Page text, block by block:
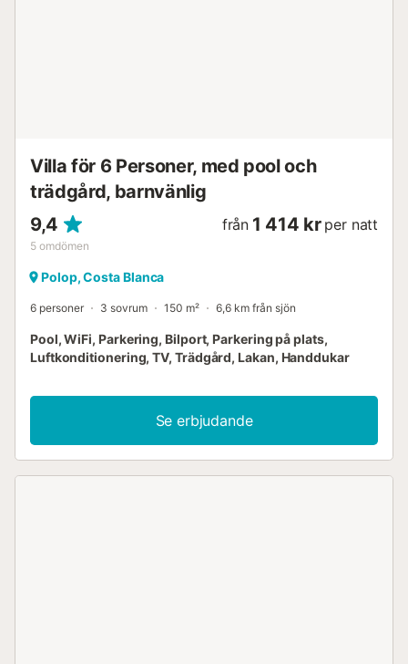
Villa för 6 Personer, med pool och
trädgård, barnvänlig
9,4
5 omdömen
från 1 414 kr per natt
Polop, Costa Blanca
6 personer 3 sovrum 150 m² 6,6 km från sjön
Pool, WiFi, Parkering, Bilport, Parkering på plats,
Luftkonditionering, TV, Trädgård, Lakan, Handdukar
Se erbjudande